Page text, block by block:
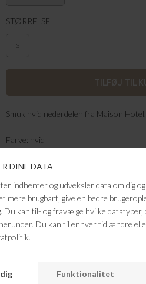
STØRRELSE
S
Smuk hvid nederdelen fra Maison Hotel.
Farve: hvid
VED KØB OVER 500,-
RETURRET
14 DAGES RETURRET
+46 86 60 21 22